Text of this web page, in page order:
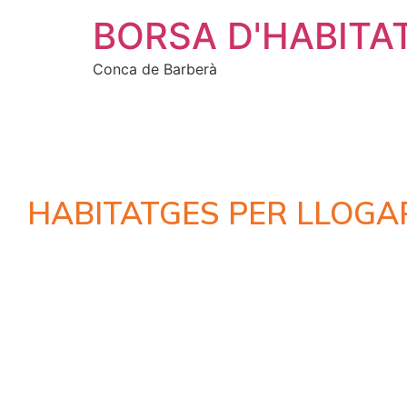
BORSA
Conca de Barberà
HABITATGES PER